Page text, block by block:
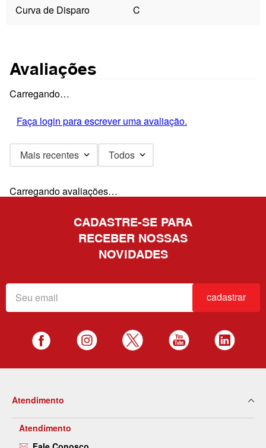
Curva de Disparo C
Avaliações
Carregando…
Faça login para escrever uma avaliação.
Mais recentes Todos
Carregando avaliações…
CADASTRE-SE PARA
RECEBER NOSSAS
NOVIDADES
cadastrar
Atendimento
Atendimento